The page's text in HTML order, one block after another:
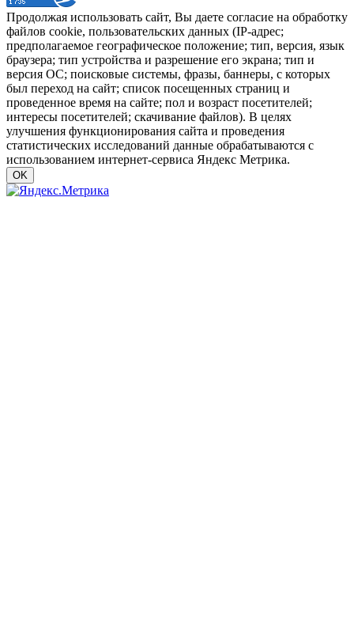
Продолжая использовать сайт, Вы даете согласие на обработку
файлов cookie, пользовательских данных (IP-адрес;
предполагаемое географическое положение; тип, версия, язык
браузера; тип устройства и разрешение его экрана; тип и
версия ОС; поисковые системы, фразы, баннеры, с которых
был переход на сайт; список посещенных страниц и
проведенное время на сайте; пол и возраст посетителей;
интересы посетителей; скачивание файлов). В целях
улучшения функционирования сайта и проведения
статистических исследований данные обрабатываются с
использованием интернет-сервиса Яндекс Метрика.
OK